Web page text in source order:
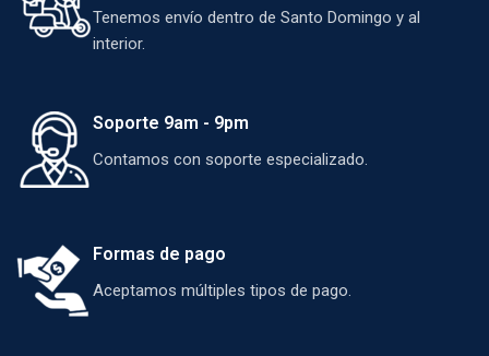
Tenemos envío dentro de Santo Domingo y al
interior.
Soporte 9am - 9pm
Contamos con soporte especializado.
Formas de pago
Aceptamos múltiples tipos de pago.